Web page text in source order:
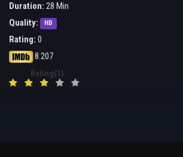
Duration: 28 Min
Quality:
HD
Rating: 0
8.207
Rating(1)